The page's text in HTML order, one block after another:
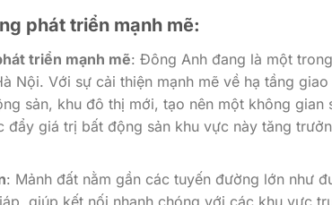
phát triển mạnh mẽ:
triển mạnh mẽ: Đông Anh đang là một
Nội. Với sự cải thiện mạnh mẽ về hạ tầng
sản, khu đô thị mới, tạo nên một không gian
giá trị bất động sản khu vực này tăng
: Mảnh đất nằm gần các tuyến đường lớn như